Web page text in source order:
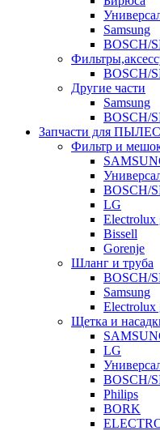
Samsung
BOSCH/
BOSCH/
Другие части
Samsung
BOSCH/
Запчасти для
Фильтр и
BOSCH/
LG
Electrolux
Bissell
Gorenje
Шланг и труба
BOSCH/
Samsung
Electrolux
Щетка и
LG
BOSCH/
Philips
BORK